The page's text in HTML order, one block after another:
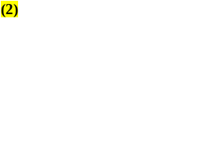
(2)